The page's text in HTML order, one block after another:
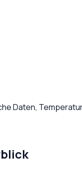
Daten,